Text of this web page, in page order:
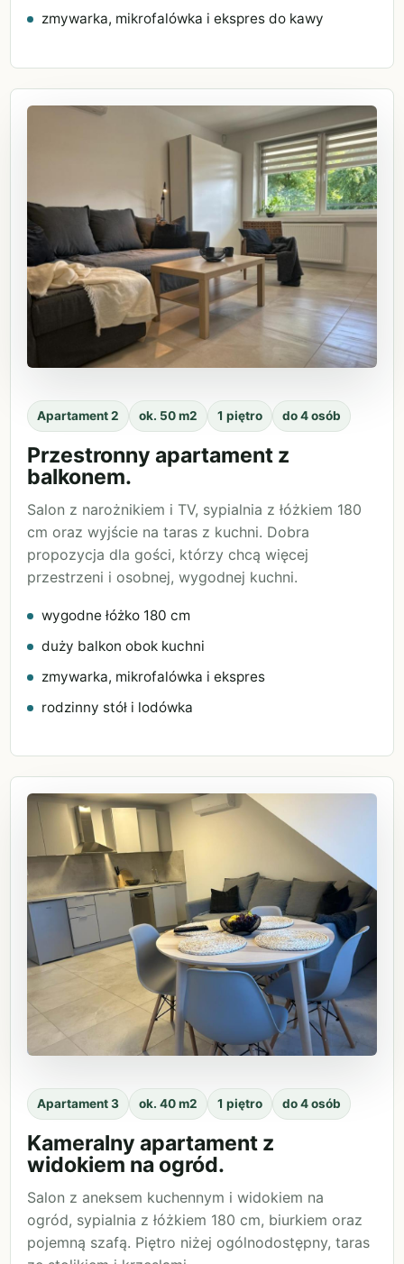
zmywarka, mikrofalówka i ekspres do kawy
Apartament 2 ok. 50 m2 1 piętro do 4 osób
Przestronny apartament z
balkonem.
Salon z narożnikiem i TV, sypialnia z łóżkiem 180
cm oraz wyjście na taras z kuchni. Dobra
propozycja dla gości, którzy chcą więcej
przestrzeni i osobnej, wygodnej kuchni.
wygodne łóżko 180 cm
duży balkon obok kuchni
zmywarka, mikrofalówka i ekspres
rodzinny stół i lodówka
Apartament 3 ok. 40 m2 1 piętro do 4 osób
Kameralny apartament z
widokiem na ogród.
Salon z aneksem kuchennym i widokiem na
ogród, sypialnia z łóżkiem 180 cm, biurkiem oraz
pojemną szafą. Piętro niżej ogólnodostępny, taras